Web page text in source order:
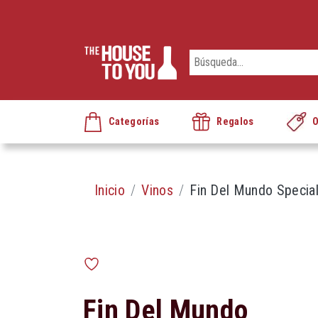
Categorías Regalos
Inicio Vinos Fin Del Mundo
Fin Del Mundo